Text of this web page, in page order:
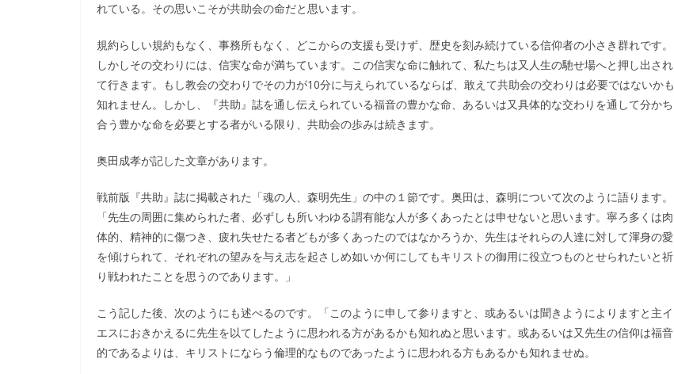
れている。その思いこそが共助会の命だと思います。
規約らしい規約もなく、事務所もなく、どこからの支援も受けず、歴史を刻み続けている信仰者の小さき群れです。
しかしその交わりには、信実な命が満ちています。この信実な命に触れて、私たちは又人生の馳せ場へと押し出され
て行きます。もし教会の交わりでその力が10分に与えられているならば、敢えて共助会の交わりは必要ではないかも
知れません。しかし、『共助』誌を通し伝えられている福音の豊かな命、あるいは又具体的な交わりを通して分かち
合う豊かな命を必要とする者がいる限り、共助会の歩みは続きます。
奥田成孝が記した文章があります。
戦前版『共助』誌に掲載された「魂の人、森明先生」の中の１節です。奥田は、森明について次のように語ります。
「先生の周囲に集められた者、必ずしも所いわゆる謂有能な人が多くあったとは申せないと思います。寧ろ多くは肉
体的、精神的に傷つき、疲れ失せたる者どもが多くあったのではなかろうか、先生はそれらの人達に対して渾身の愛
を傾けられて、それぞれの望みを与え志を起さしめ如いか何にしてもキリストの御用に役立つものとせられたいと祈
り戦われたことを思うのであります。」
こう記した後、次のようにも述べるのです。「このように申して参りますと、或あるいは聞きようによりますと主イ
エスにおきかえるに先生を以てしたように思われる方があるかも知れぬと思います。或あるいは又先生の信仰は福音
的であるよりは、キリストにならう倫理的なものであったように思われる方もあるかも知れませぬ。